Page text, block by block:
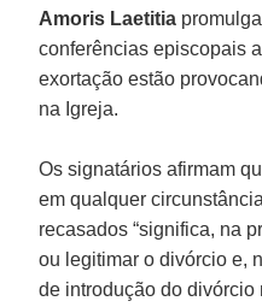
Amoris Laetitia
conferências episcopais
exortação estão
na Igreja.
Os signatários afirmam
em qualquer
recasados “significa, na
ou legitimar o divórcio e,
de introdução do divórcio